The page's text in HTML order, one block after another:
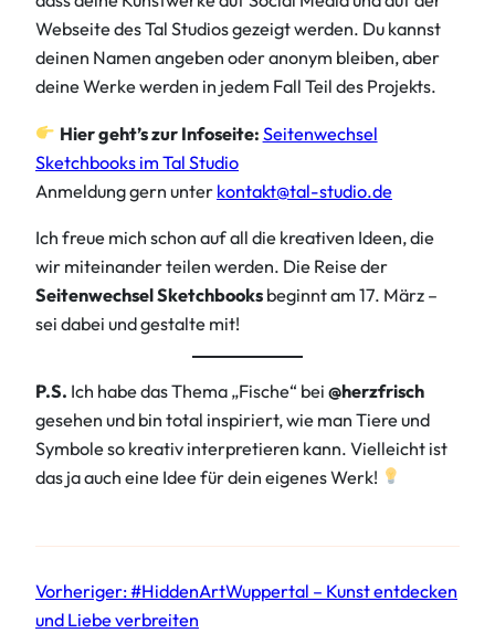
Webseite des Tal Studios gezeigt werden. Du kannst
deinen Namen angeben oder anonym bleiben, aber
deine Werke werden in jedem Fall Teil des Projekts.
Hier geht’s zur Infoseite: Seitenwechsel
Sketchbooks im Tal Studio
Anmeldung gern unter kontakt@tal-studio.de
Ich freue mich schon auf all die kreativen Ideen, die
wir miteinander teilen werden. Die Reise der
Seitenwechsel Sketchbooks beginnt am 17. März –
sei dabei und gestalte mit!
P.S. Ich habe das Thema „Fische“ bei @herzfrisch
gesehen und bin total inspiriert, wie man Tiere und
Symbole so kreativ interpretieren kann. Vielleicht ist
das ja auch eine Idee für dein eigenes Werk!
Vorheriger:#HiddenArtWuppertal – Kunst entdecken
und Liebe verbreiten